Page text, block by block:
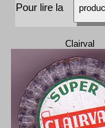
Pour lire la
Clairval